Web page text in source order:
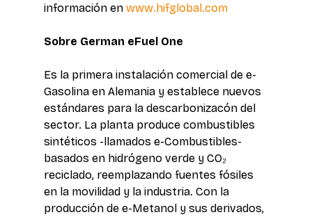
información en www.hifglobal.com
Sobre German eFuel One
Es la primera instalación comercial de e-
Gasolina en Alemania y establece nuevos
estándares para la descarbonizacón del
sector. La planta produce combustibles
sintéticos -llamados e-Combustibles-
basados en hidrógeno verde y CO₂
reciclado, reemplazando fuentes fósiles
en la movilidad y la industria. Con la
producción de e-Metanol y sus derivados,